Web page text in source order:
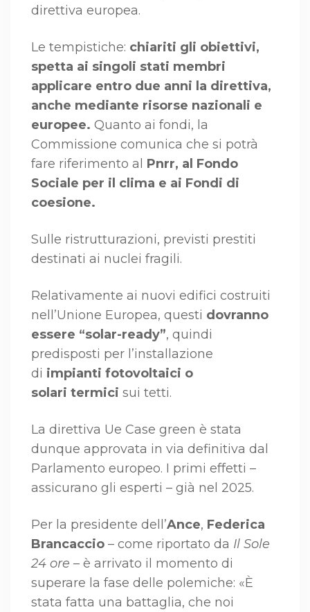
direttiva europea.
Le tempistiche: chiariti gli obiettivi,
spetta ai singoli stati membri
applicare entro due anni la direttiva,
anche mediante risorse nazionali e
europee. Quanto ai fondi, la
Commissione comunica che si potrà
fare riferimento al Pnrr, al Fondo
Sociale per il clima e ai Fondi di
coesione.
Sulle ristrutturazioni, previsti prestiti
destinati ai nuclei fragili.
Relativamente ai nuovi edifici costruiti
nell’Unione Europea, questi dovranno
essere “solar-ready”, quindi
predisposti per l’installazione
di impianti fotovoltaici o
solari termici sui tetti.
La direttiva Ue Case green è stata
dunque approvata in via definitiva dal
Parlamento europeo. I primi effetti –
assicurano gli esperti – già nel 2025.
Per la presidente dell’Ance, Federica
Brancaccio – come riportato da Il Sole
24 ore – è arrivato il momento di
superare la fase delle polemiche: «È
stata fatta una battaglia, che noi